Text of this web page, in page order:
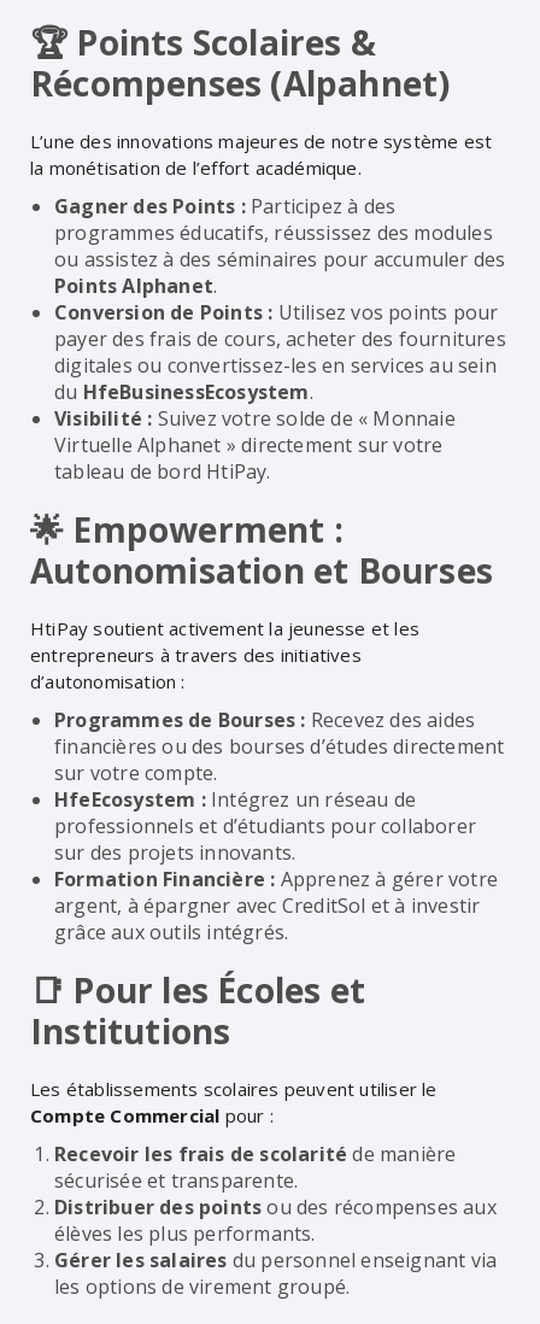
🏆 Points Scolaires &
Récompenses (Alpahnet)
L’une des innovations majeures de notre système est
la monétisation de l’effort académique.
Gagner des Points :Participez à des
programmes éducatifs, réussissez des modules
ou assistez à des séminaires pour accumuler des
Points Alphanet.
Conversion de Points : Utilisez vos points pour
payer des frais de cours, acheter des fournitures
digitales ou convertissez-les en services au sein
du HfeBusinessEcosystem.
Visibilité : Suivez votre solde de « Monnaie
Virtuelle Alphanet » directement sur votre
tableau de bord HtiPay.
🌟 Empowerment :
Autonomisation et Bourses
HtiPay soutient activement la jeunesse et les
entrepreneurs à travers des initiatives
d’autonomisation :
Programmes de Bourses : Recevez des aides
financières ou des bourses d’études directement
sur votre compte.
HfeEcosystem :Intégrez un réseau de
professionnels et d’étudiants pour collaborer
sur des projets innovants.
Formation Financière : Apprenez à gérer votre
argent, à épargner avec CreditSol et à investir
grâce aux outils intégrés.
📑 Pour les Écoles et
Institutions
Les établissements scolaires peuvent utiliser le
Compte Commercial pour :
Recevoir les frais de scolarité de manière
sécurisée et transparente.
Distribuer des pointsou des récompenses aux
élèves les plus performants.
Gérer les salaires du personnel enseignant via
les options de virement groupé.